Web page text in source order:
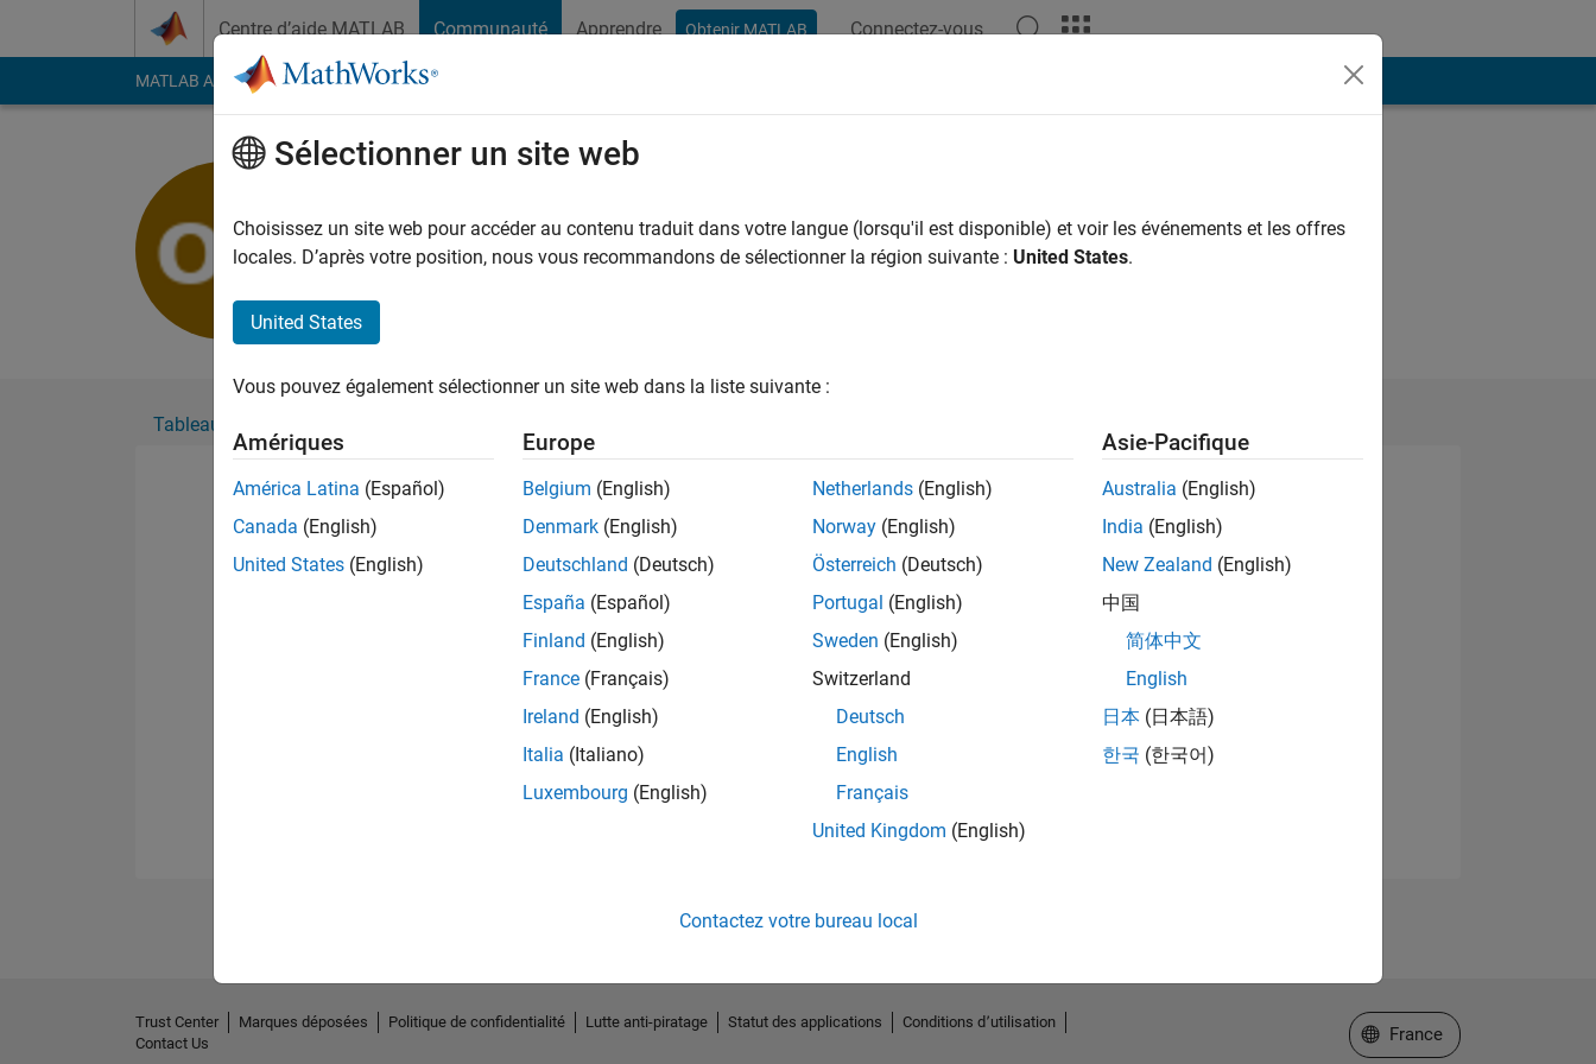
Centre d’aide MATLAB Communauté Apprendre Obtenir MATLAB Connectez-vous
MATLAB Answers File Exchange Cody
Actif depuis 2020
Followers:0Following:0
Tableau de bord
Please to endorse this person in a skill
No Endorsements received
Sélectionner un site web
Choisissez un site web pour accéder au contenu traduit dans votre langue (lorsqu'il est disponible) et voir les événements et les offres
locales. D’après votre position, nous vous recommandons de sélectionner la région suivante : United States.
United States
Vous pouvez également sélectionner un site web dans la liste suivante :
Amériques
América Latina (Español)
Canada (English)
United States (English)
Europe
Belgium (English)
Denmark (English)
Deutschland (Deutsch)
España (Español)
Finland (English)
France (Français)
Ireland (English)
Italia (Italiano)
Luxembourg (English)
Netherlands (English)
Norway (English)
Österreich (Deutsch)
Portugal (English)
Sweden (English)
Switzerland
Deutsch
English
Français
United Kingdom (English)
Asie-Pacifique
Australia (English)
India (English)
New Zealand (English)
中国
简体中文
English
日本 (日本語)
한국 (한국어)
Contactez votre bureau local
Trust Center Marques déposées Politique de confidentialité Lutte anti-piratage Statut des applications
Conditions d՚utilisation
Contact Us
Sélectionner un site web
France